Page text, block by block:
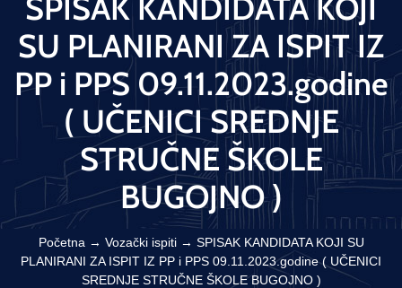
SU PLANIRANI ZA ISPIT IZ
PP i PPS 09.11.2023.godine
( UČENICI SREDNJE
STRUČNE ŠKOLE
BUGOJNO )
Početna → Vozački ispiti→ SPISAK KANDIDATA KOJI SU
PLANIRANI ZA ISPIT IZ PP i PPS 09.11.2023.godine ( UČENICI
SREDNJE STRUČNE ŠKOLE BUGOJNO )